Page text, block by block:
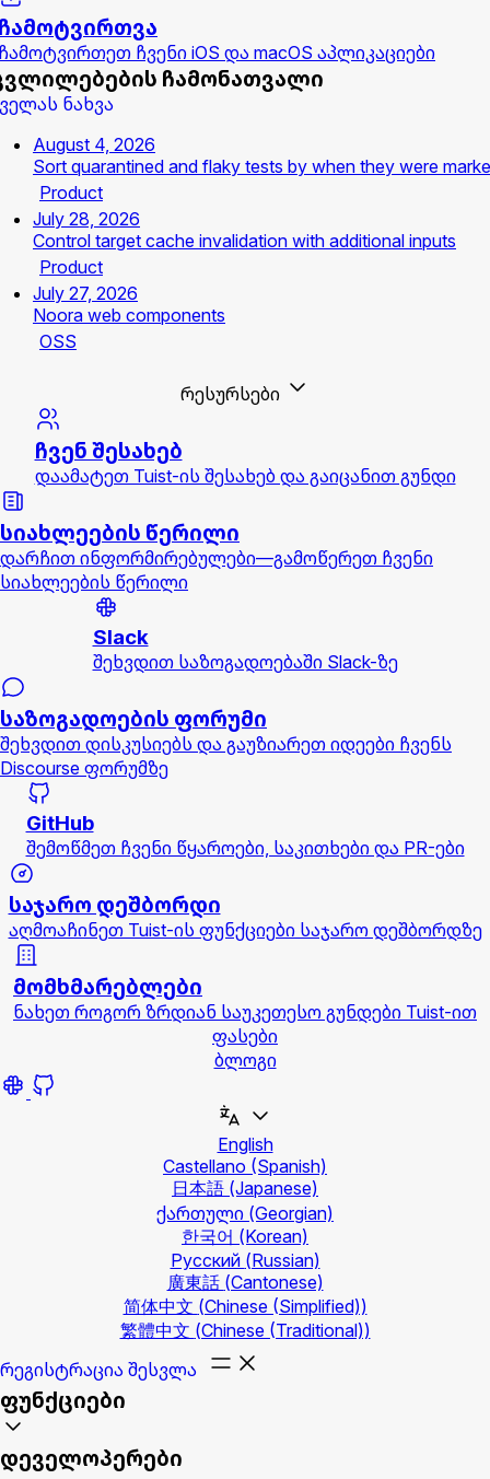
ჩვენი iOS და macOS აპლიკაციები
ჩამონათვალი
ნახვა
August 4, 2026
Sort quarantined and flaky tests by when they were
Product
July 28, 2026
Control target cache invalidation with additional inputs
Product
July 27, 2026
Noora web components
OSS
რესურსები
ჩვენ შესახებ
დაამატეთ Tuist-ის შესახებ და გაიცანით გუნდი
სიახლეების წერილი
დარჩით ინფორმირებულები—გამოწერეთ ჩვენი
სიახლეების წერილი
Slack
შეხვდით საზოგადოებაში Slack-ზე
საზოგადოების ფორუმი
შეხვდით დისკუსიებს და გაუზიარეთ იდეები ჩვენს
Discourse ფორუმზე
GitHub
შემოწმეთ ჩვენი წყაროები, საკითხები და PR-ები
საჯარო დეშბორდი
აღმოაჩინეთ Tuist-ის ფუნქციები საჯარო დეშბორდზე
მომხმარებლები
ნახეთ როგორ ზრდიან საუკეთესო გუნდები Tuist-ით
ფასები
ბლოგი
English
Castellano (Spanish)
日本語 (Japanese)
ქართული (Georgian)
한국어 (Korean)
Русский (Russian)
廣東話 (Cantonese)
简体中文 (Chinese (Simplified))
繁體中文 (Chinese (Traditional))
რეგისტრაცია შესვლა
ფუნქციები
დეველოპერები